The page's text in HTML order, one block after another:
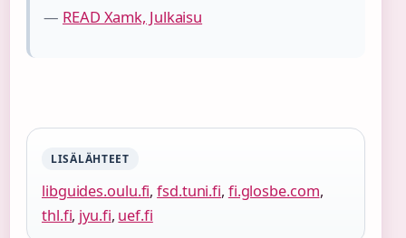
— READ Xamk, Julkaisu
LISÄLÄHTEET
libguides.oulu.fi,fsd.tuni.fi, fi.glosbe.com,
thl.fi, jyu.fi, uef.fi